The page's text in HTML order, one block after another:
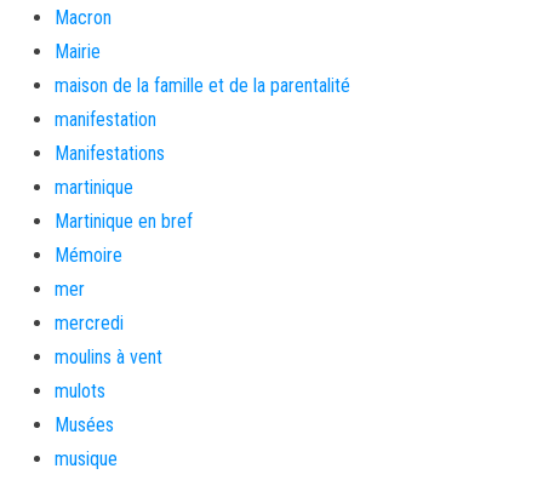
Macron
Mairie
maison de la famille et de la parentalité
manifestation
Manifestations
martinique
Martinique en bref
Mémoire
mer
mercredi
moulins à vent
mulots
Musées
musique